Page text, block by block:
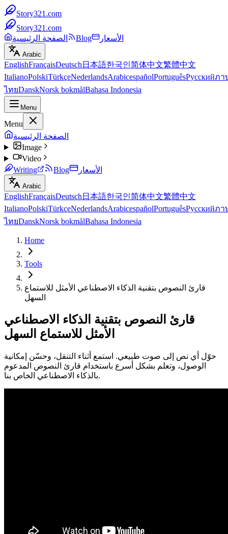
Story321.com
Story321.com
الصفحة الرئيسية
Blog الأسعار
Arabic
EnglishFrançaisDeutsch 日本語한국인简体中文繁體中文
ItalianoPolskiTürkçeNederlandsArabicespañolPortuguêsРусскийภา
ไทยDanskNorsk bokmålBahasa Indonesia
Menu
Menu
الصفحة الرئيسية
Image
Video
Writing
Blog الأسعار
Arabic
EnglishFrançaisDeutsch 日本語한국인简体中文繁體中文
ItalianoPolskiTürkçeNederlandsArabicespañolPortuguêsРусскийภา
ไทยDanskNorsk bokmålBahasa Indonesia
Home
Tools
قارئ النصوص بتقنية الذكاء الاصطناعي الأمثل للاستماع
السهل
قارئ النصوص بتقنية الذكاء الاصطناعي
الأمثل للاستماع السهل
حوّل أي نص إلى صوت طبيعي. استمع أثناء التنقل، وحسّن إمكانية
الوصول، وتعلم بشكل أسرع باستخدام قارئ النصوص المدعوم
بالذكاء الاصطناعي الخاص بنا.